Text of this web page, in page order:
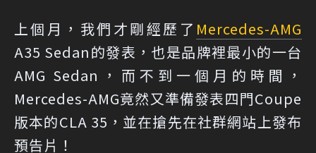
上個月，我們才剛經歷了 Mercedes-AMG
A35 Sedan的發表，也是品牌裡最小的一台
AMG Sedan，而不到一個月的時間，
Mercedes-AMG竟然又準備發表四門Coupe
版本的CLA 35，並在搶先在社群網站上發布
預告片！